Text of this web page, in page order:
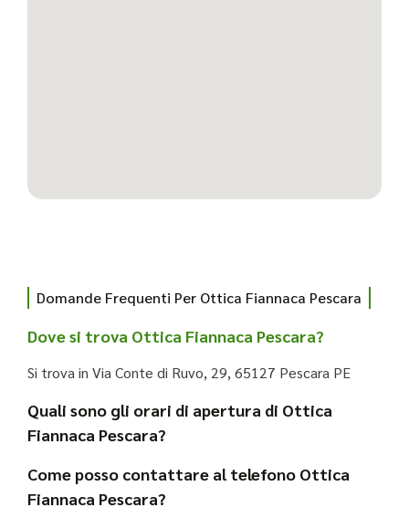
Domande Frequenti Per Ottica Fiannaca Pescara
Dove si trova Ottica Fiannaca Pescara?
Si trova in Via Conte di Ruvo, 29, 65127 Pescara PE
Quali sono gli orari di apertura di Ottica
Fiannaca Pescara?
Come posso contattare al telefono Ottica
Fiannaca Pescara?